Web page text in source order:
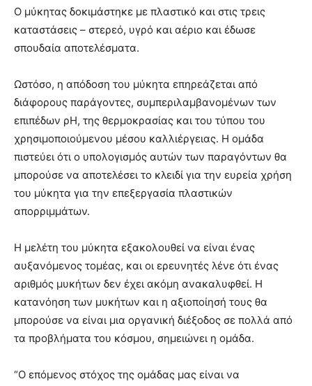
Ο μύκητας δοκιμάστηκε με πλαστικό και στις τρεις
καταστάσεις – στερεό, υγρό και αέριο και έδωσε
σπουδαία αποτελέσματα.
Ωστόσο, η απόδοση του μύκητα επηρεάζεται από
διάφορους παράγοντες, συμπεριλαμβανομένων των
επιπέδων ρΗ, της θερμοκρασίας και του τύπου του
χρησιμοποιούμενου μέσου καλλιέργειας. Η ομάδα
πιστεύει ότι ο υπολογισμός αυτών των παραγόντων θα
μπορούσε να αποτελέσει το κλειδί για την ευρεία χρήση
του μύκητα για την επεξεργασία πλαστικών
απορριμμάτων.
Η μελέτη του μύκητα εξακολουθεί να είναι ένας
αυξανόμενος τομέας, και οι ερευνητές λένε ότι ένας
αριθμός μυκήτων δεν έχει ακόμη ανακαλυφθεί. Η
κατανόηση των μυκήτων και η αξιοποίησή τους θα
μπορούσε να είναι μια οργανική διέξοδος σε πολλά από
τα προβλήματα του κόσμου, σημειώνει η ομάδα.
“Ο επόμενος στόχος της ομάδας μας είναι να